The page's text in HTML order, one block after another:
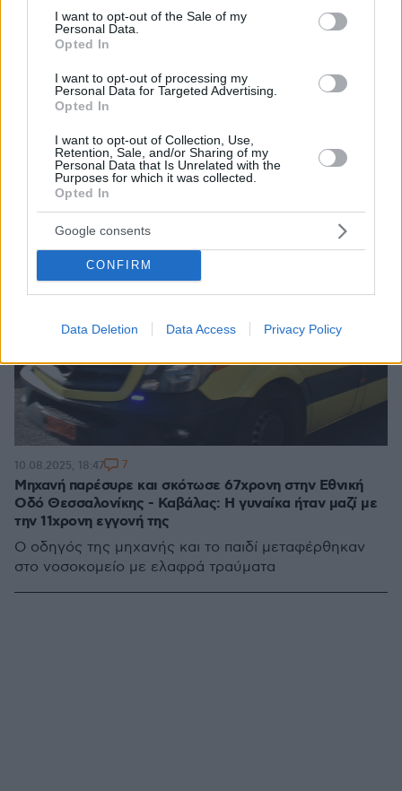
consent section.
I want to opt-out of the Sale of my
Personal Data.
Opted In
I want to opt-out of processing my
Personal Data for Targeted Advertising.
Opted In
I want to opt-out of Collection, Use,
Retention, Sale, and/or Sharing of my
Personal Data that Is Unrelated with the
Purposes for which it was collected.
Opted In
Google consents
CONFIRM
Data Deletion Data Access Privacy Policy
αυτοφώρω
Μηχανή παρέσυρε και σκότωσε 67χρονη στην Εθνική
Οδό Θεσσαλονίκης - Καβάλας: Η γυναίκα ήταν μαζί με
την 11χρονη εγγονή της
Ο οδηγός της μηχανής και το παιδί μεταφέρθηκαν
στο νοσοκομείο με ελαφρά τραύματα
10.08.2025, 18:47 7